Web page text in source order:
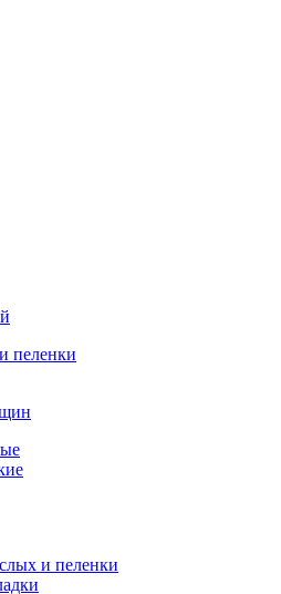
пеленки
и пеленки